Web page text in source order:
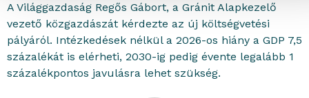
A Világgazdaság Regős Gábort, a Gránit Alapkezelő
vezető közgazdászát kérdezte az új költségvetési
pályáról. Intézkedések nélkül a 2026-os hiány a GDP 7,5
százalékát is elérheti, 2030-ig pedig évente legalább 1
százalékpontos javulásra lehet szükség.